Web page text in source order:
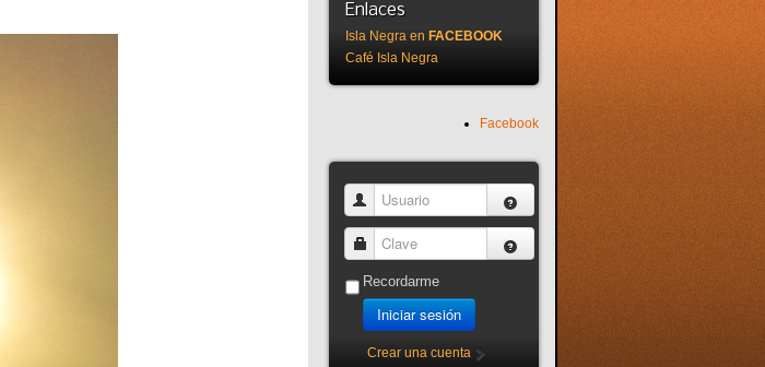
Enlaces
Isla Negra en FACEBOOK
Café Isla Negra
Facebook
Usuario
Clave
Recordarme
Iniciar sesión
Crear una cuenta